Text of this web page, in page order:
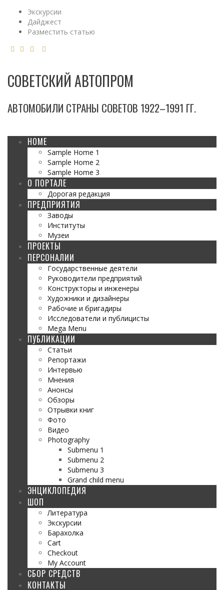
Экскурсии
Дайджест
Разместить статью
СОВЕТСКИЙ АВТОПРОМ
АВТОМОБИЛИ СТРАНЫ СОВЕТОВ 1922–1991 ГГ.
HOME
Sample Home 1
Sample Home 2
Sample Home 3
О ПОРТАЛЕ
Дорогая редакция
ПРЕДПРИЯТИЯ
Заводы
Институты
Музеи
ПРОЕКТЫ
ПЕРСОНАЛИИ
Государственные деятели
Руководители предприятий
Конструкторы и инженеры
Художники и дизайнеры
Рабочие и бригадиры
Исследователи и публицисты
Mega Menu
ПУБЛИКАЦИИ
Статьи
Репортажи
Интервью
Мнения
Анонсы
Обзоры
Отрывки книг
Фото
Видео
Photography
Submenu 1
Submenu 2
Submenu 3
Grand child menu
ЭНЦИКЛОПЕДИЯ
ШОП
Литература
Экскурсии
Барахолка
Cart
Checkout
My Account
СБОР СРЕДСТВ
КОНТАКТЫ